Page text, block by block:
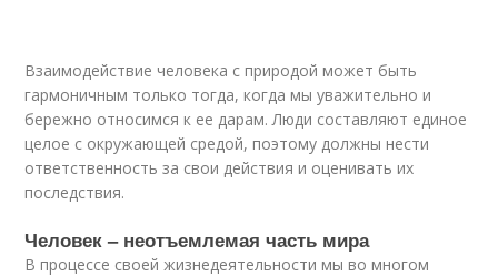
Взаимодействие человека с природой может быть
гармоничным только тогда, когда мы уважительно и
бережно относимся к ее дарам. Люди составляют единое
целое с окружающей средой, поэтому должны нести
ответственность за свои действия и оценивать их
последствия.
Человек – неотъемлемая часть мира
В процессе своей жизнедеятельности мы во многом